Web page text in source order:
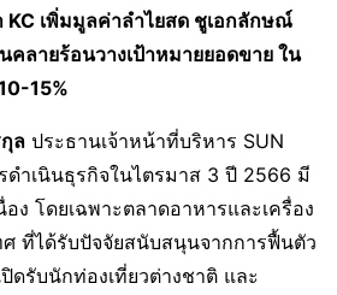
KC เพิ่มมูลค่าลำไยสด ชูเอกลักษณ์
ลายร้อนวางเป้าหมายยอดขาย ใน
15%
ล ประธานเจ้าหน้าที่บริหาร SUN
ดำเนินธุรกิจในไตรมาส 3 ปี 2566 มี
ง โดยเฉพาะตลาดอาหารและเครื่อง
ที่ได้รับปัจจัยสนับสนุนจากการฟื้นตัว
ดรับนักท่องเที่ยวต่างชาติ และ